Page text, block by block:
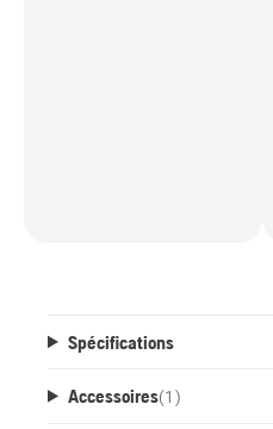
Spécifications
Accessoires(1 )